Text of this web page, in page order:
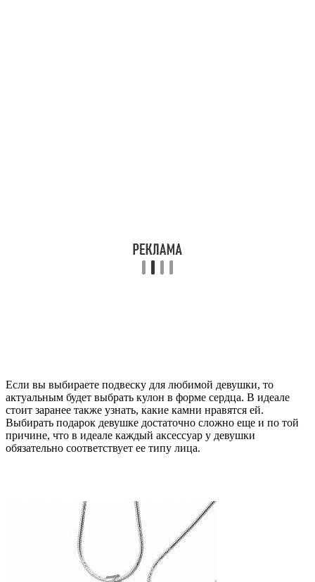
Если вы выбираете подвеску для любимой девушки, то
актуальным будет выбрать кулон в форме сердца. В идеале
стоит заранее также узнать, какие камни нравятся ей.
Выбирать подарок девушке достаточно сложно еще и по той
причине, что в идеале каждый аксессуар у девушки
обязательно соответствует ее типу лица.